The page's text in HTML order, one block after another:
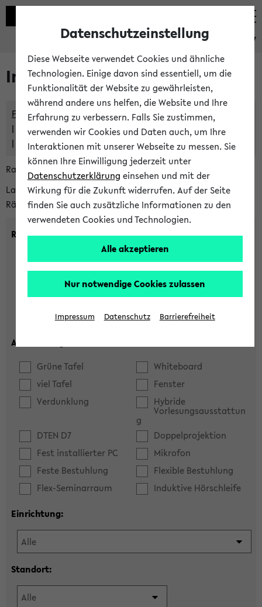
eKVV
Im eKVV verwaltete Räume
Freie Räume und Veranstaltungsüberschneidungen
Raumüberschneidungen
Hinweise der zentralen Raumvergabe
Raumanfragen:
raumvergabe@uni-bielefeld.de
Lassen Sie sich alle Räume anzeigen oder suchen Sie nach
Räumen mit bestimmten Eigenschaften:
Raumkriterien:
max. Plätze:
Ausstattung:
Grüne Tafel
Whiteboard
viel Tafel
Fenster
Verdunklung
Hybride
Vorlesungsausstattun
g
DTEN D7
Doppelprojektion
Fest installierter PC
Mikrofon
Feste Bestuhlung
Flexible Bestuhlung
Flex-Seminarraum
Induktive Hörschleife
Einrichtung:
Standort:
Datenschutzeinstellung
Diese Webseite verwendet Cookies und ähnliche
Technologien. Einige davon sind essentiell, um die
Funktionalität der Website zu gewährleisten,
während andere uns helfen, die Website und Ihre
Erfahrung zu verbessern. Falls Sie zustimmen,
verwenden wir Cookies und Daten auch, um Ihre
Interaktionen mit unserer Webseite zu messen. Sie
können Ihre Einwilligung jederzeit unter
Datenschutzerklärung einsehen und mit der
Wirkung für die Zukunft widerrufen. Auf der Seite
finden Sie auch zusätzliche Informationen zu den
verwendeten Cookies und Technologien.
Alle akzeptieren
Nur notwendige Cookies zulassen
Impressum Datenschutz Barrierefreiheit